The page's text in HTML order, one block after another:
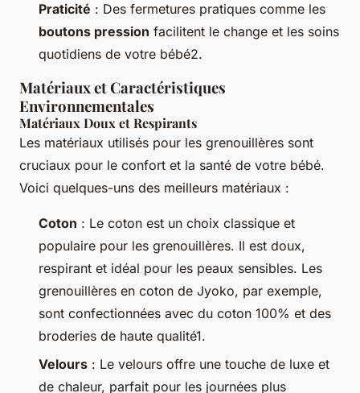
Praticité : Des fermetures pratiques comme les
boutons pression facilitent le change et les soins
quotidiens de votre bébé2.
Matériaux et Caractéristiques
Environnementales
Matériaux Doux et Respirants
Les matériaux utilisés pour les grenouillères sont
cruciaux pour le confort et la santé de votre bébé.
Voici quelques-uns des meilleurs matériaux :
Coton : Le coton est un choix classique et
populaire pour les grenouillères. Il est doux,
respirant et idéal pour les peaux sensibles. Les
grenouillères en coton de Jyoko, par exemple,
sont confectionnées avec du coton 100% et des
broderies de haute qualité1.
Velours : Le velours offre une touche de luxe et
de chaleur, parfait pour les journées plus